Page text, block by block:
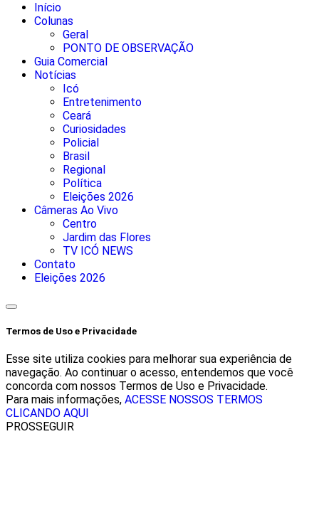
Início
Colunas
Geral
PONTO DE OBSERVAÇÃO
Guia Comercial
Notícias
Icó
Entretenimento
Ceará
Curiosidades
Policial
Brasil
Regional
Política
Eleições 2026
Câmeras Ao Vivo
Centro
Jardim das Flores
TV ICÓ NEWS
Contato
Eleições 2026
Termos de Uso e Privacidade
Esse site utiliza cookies para melhorar sua experiência de
navegação. Ao continuar o acesso, entendemos que você
concorda com nossos Termos de Uso e Privacidade.
Para mais informações, ACESSE NOSSOS TERMOS
CLICANDO AQUI
PROSSEGUIR